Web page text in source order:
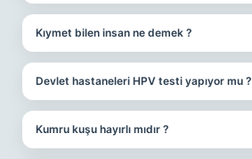
Kıymet bilen insan ne demek ?
Devlet hastaneleri HPV testi yapıyor mu ?
Kumru kuşu hayırlı mıdır ?